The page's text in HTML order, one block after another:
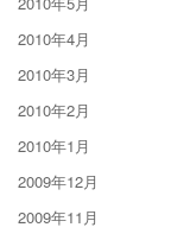
2010年4月
2010年3月
2010年2月
2010年1月
2009年12月
2009年11月